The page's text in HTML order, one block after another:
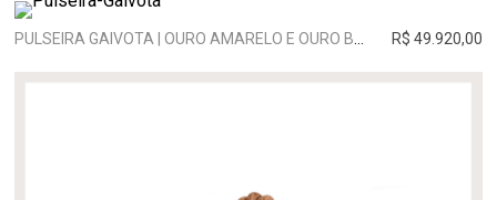
R$ 49.920,00